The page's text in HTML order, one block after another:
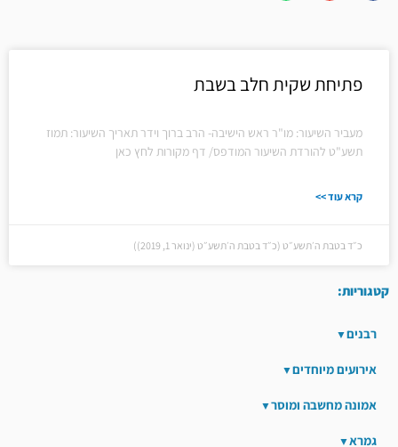
פתיחת שקית חלב בשבת
מעביר השיעור: מו"ר ראש הישיבה- הרב ברוך וידר תאריך השיעור: תמוז
תשע"ט להורדת השיעור המודפס/ דף מקורות לחץ כאן
קרא עוד >>
כ״ד בטבת ה׳תשע״ט (כ״ד בטבת ה׳תשע״ט (ינואר 1, 2019))
קטגוריות:
רבנים
אירועים מיוחדים
אמונה מחשבה ומוסר
גמרא